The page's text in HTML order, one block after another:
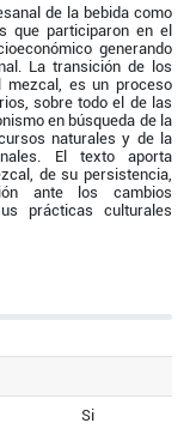
de la bebida como
que participaron en el
generando
La transición de los
mezcal, es un proceso
sobre todo el de las
en búsqueda de la
naturales y de la
El texto aporta
de su persistencia,
ante los cambios
prácticas culturales
Si